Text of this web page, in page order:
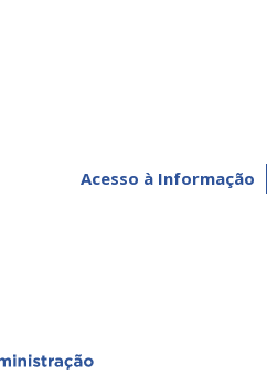
Acesso à Informação